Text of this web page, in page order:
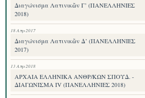
Διαγώνισμα Λατινικῶν Γ’ (ΠΑΝΕΛΛΗΝΙΕΣ
2018)
18 Απρ 2017
Διαγώνισμα Λατινικῶν Δ’ (ΠΑΝΕΛΛΗΝΙΕΣ
2017)
13 Απρ 2018
ΑΡΧΑΙΑ ΕΛΛΗΝΙΚΑ ΑΝΘΡ/ΚΩΝ ΣΠΟΥΔ. -
ΔΙΑΓΩΝΙΣΜΑ IV (ΠΑΝΕΛΛΗΝΙΕΣ 2018)